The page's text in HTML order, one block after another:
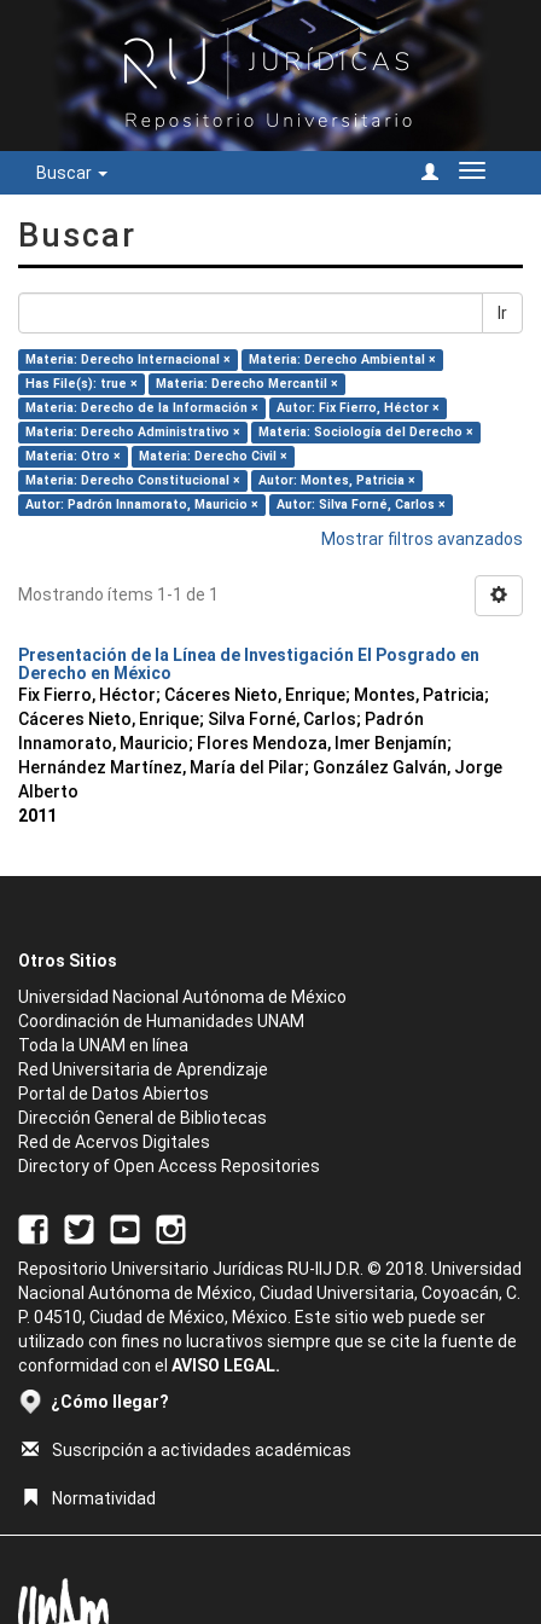
Buscar
Cambiar
Buscar
Ir
Materia: Derecho Internacional ×
Materia: Derecho Ambiental ×
Has File(s): true ×
Materia: Derecho Mercantil ×
Materia: Derecho de la Información ×
Autor: Fix Fierro, Héctor ×
Materia: Derecho Administrativo ×
Materia: Sociología del Derecho ×
Materia: Otro ×
Materia: Derecho Civil ×
Materia: Derecho Constitucional ×
Autor: Montes, Patricia ×
Autor: Padrón Innamorato, Mauricio ×
Autor: Silva Forné, Carlos ×
Mostrar filtros avanzados
Mostrando ítems 1-1 de 1
Presentación de la Línea de Investigación El Posgrado en
Derecho en México
Fix Fierro, Héctor; Cáceres Nieto, Enrique; Montes, Patricia;
Cáceres Nieto, Enrique; Silva Forné, Carlos; Padrón
Innamorato, Mauricio; Flores Mendoza, Imer Benjamín;
Hernández Martínez, María del Pilar; González Galván, Jorge
Alberto
2011
Otros Sitios
Universidad Nacional Autónoma de México
Coordinación de Humanidades UNAM
Toda la UNAM en línea
Red Universitaria de Aprendizaje
Portal de Datos Abiertos
Dirección General de Bibliotecas
Red de Acervos Digitales
Directory of Open Access Repositories
Repositorio Universitario Jurídicas RU-IIJ D.R. © 2018. Universidad
Nacional Autónoma de México, Ciudad Universitaria, Coyoacán, C.
P. 04510, Ciudad de México, México. Este sitio web puede ser
utilizado con fines no lucrativos siempre que se cite la fuente de
conformidad con el AVISO LEGAL.
¿Cómo llegar?
Suscripción a actividades académicas
Normatividad